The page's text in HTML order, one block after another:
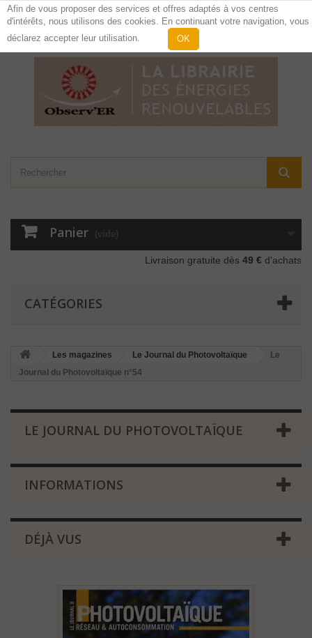
Contactez-nous
Panier (vide)
Livraison gratuite dès 49 € d'achats
CATÉGORIES
Les magazines Le Journal du Photovoltaïque
Le
Journal du Photovoltaïque n°54
LE JOURNAL DU PHOTOVOLTAÏQUE
INFORMATIONS
DÉJÀ VUS
Afin de vous proposer des services et offres adaptés à vos centres
d'intérêts, nous utilisons des cookies. En continuant votre navigation, vous
déclarez accepter leur utilisation.
OK